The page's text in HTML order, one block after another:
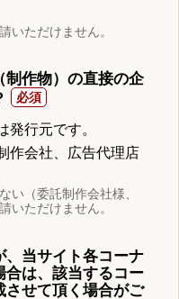
いただけません。
制作物）の直接の企
発行元です。
作会社、広告代理店
い（委託制作会社様、
いただけません。
、当サイト各コーナ
合は、該当するコー
させて頂く場合がご